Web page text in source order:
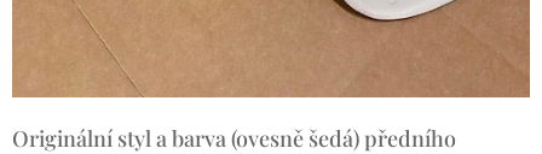
Originální styl a barva (ovesně šedá) předního